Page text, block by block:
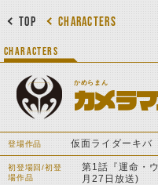
CHARACTERS
TOP
CHARACTERS
かめらまん
カメラ
登場作品 仮面ライダーキバ
初登場回/初登
場作品
第1話『運命・
月27日放送)